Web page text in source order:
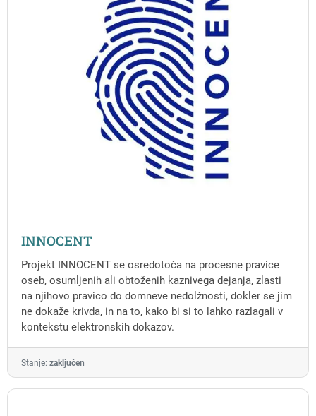
INNOCENT
Projekt INNOCENT se osredotoča na procesne pravice
oseb, osumljenih ali obtoženih kaznivega dejanja, zlasti
na njihovo pravico do domneve nedolžnosti, dokler se jim
ne dokaže krivda, in na to, kako bi si to lahko razlagali v
kontekstu elektronskih dokazov.
Stanje: zaključen